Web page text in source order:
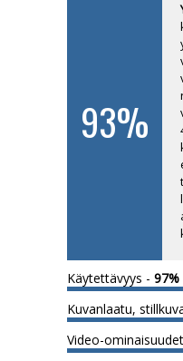
93%
Käytettävyys - 97%
Kuvanlaatu,
Video-